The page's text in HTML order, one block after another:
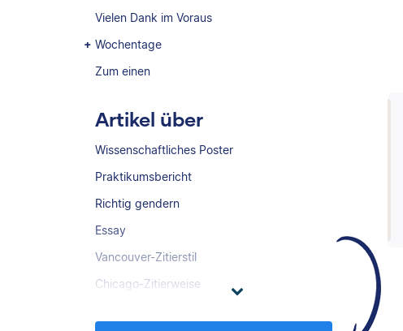
Vielen Dank im Voraus
Wochentage
Zum einen
Artikel über
Wissenschaftliches Poster
Praktikumsbericht
Richtig gendern
Essay
Vancouver-Zitierstil
Chicago-Zitierweise